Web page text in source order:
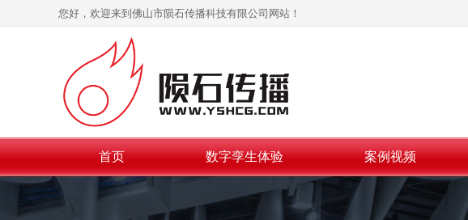
您好，欢迎来到佛山市陨石传播科技有限公司网站！
首页 数字孪生体验 案例视频